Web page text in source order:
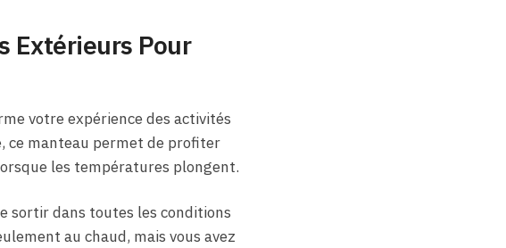
Extérieurs Pour
votre expérience des activités
ce manteau permet de profiter
les températures plongent.
sortir dans toutes les conditions
au chaud, mais vous avez